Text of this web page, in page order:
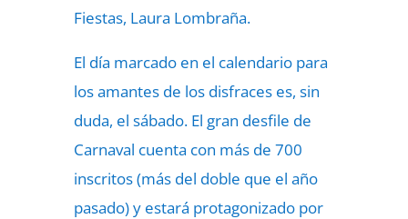
Fiestas, Laura Lombraña.
El día marcado en el calendario para
los amantes de los disfraces es, sin
duda, el sábado. El gran desfile de
Carnaval cuenta con más de 700
inscritos (más del doble que el año
pasado) y estará protagonizado por